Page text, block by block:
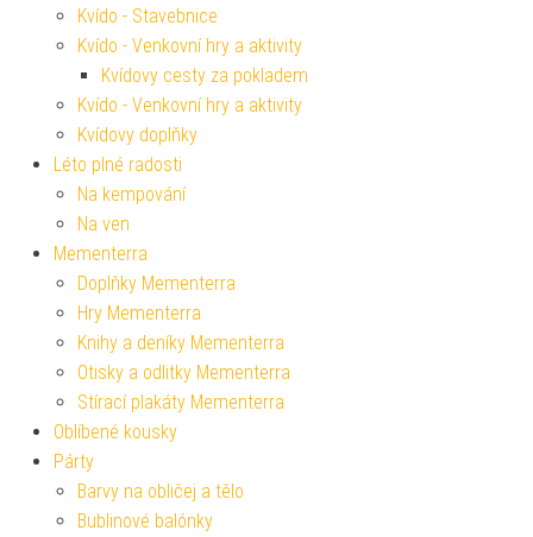
Kvído - Stavebnice
Kvído - Venkovní hry a aktivity
Kvídovy cesty za pokladem
Kvído - Venkovní hry a aktivity
Kvídovy doplňky
Léto plné radosti
Na kempování
Na ven
Mementerra
Doplňky Mementerra
Hry Mementerra
Knihy a deníky Mementerra
Otisky a odlitky Mementerra
Stírací plakáty Mementerra
Oblíbené kousky
Párty
Barvy na obličej a tělo
Bublinové balónky